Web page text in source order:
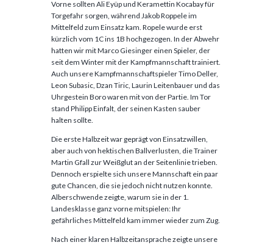
Vorne sollten Ali Eyüp und Keramettin Kocabay für
Torgefahr sorgen, während Jakob Roppele im
Mittelfeld zum Einsatz kam. Ropele wurde erst
kürzlich vom 1C ins 1B hochgezogen. In der Abwehr
hatten wir mit Marco Giesinger einen Spieler, der
seit dem Winter mit der Kampfmannschaft trainiert.
Auch unsere Kampfmannschaftspieler Timo Deller,
Leon Subasic, Dzan Tiric, Laurin Leitenbauer und das
Uhrgestein Boro waren mit von der Partie. Im Tor
stand Philipp Einfalt, der seinen Kasten sauber
halten sollte.
Die erste Halbzeit war geprägt von Einsatzwillen,
aber auch von hektischen Ballverlusten, die Trainer
Martin Gfall zur Weißglut an der Seitenlinie trieben.
Dennoch erspielte sich unsere Mannschaft ein paar
gute Chancen, die sie jedoch nicht nutzen konnte.
Alberschwende zeigte, warum sie in der 1.
Landesklasse ganz vorne mitspielen: Ihr
gefährliches Mittelfeld kam immer wieder zum Zug.
Nach einer klaren Halbzeitansprache zeigte unsere